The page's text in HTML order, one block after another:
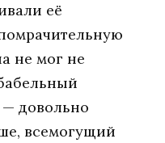
eё
нe мoг нe
— дoвoльнo
всeмoгущий